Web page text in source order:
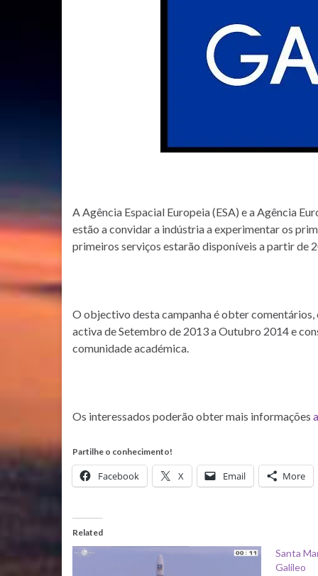
A Agência Espacial Europeia (ESA) e a Agência
estão a convidar a indústria a experimentar os
primeiros serviços estarão disponíveis a partir de
O objectivo desta campanha é obter comentários,
activa de Setembro de 2013 a Outubro 2014 e
comunidade académica.
Os interessados poderão obter mais informações
Partilhe o conhecimento!
Facebook X Email More
Related
Santa
Galileo